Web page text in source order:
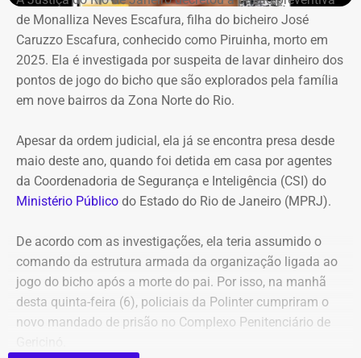
milhões.
*Com informações do Diário do Rio.
de Monalliza Neves Escafura, filha do bicheiro José
Caruzzo Escafura, conhecido como Piruinha, morto em
2025. Ela é investigada por suspeita de lavar dinheiro dos
pontos de jogo do bicho que são explorados pela família
em nove bairros da Zona Norte do Rio.
Apesar da ordem judicial, ela já se encontra presa desde
maio deste ano, quando foi detida em casa por agentes
da Coordenadoria de Segurança e Inteligência (CSI) do
Ministério Público do Estado do Rio de Janeiro (MPRJ).
De acordo com as investigações, ela teria assumido o
comando da estrutura armada da organização ligada ao
jogo do bicho após a morte do pai. Por isso, na manhã
desta quinta-feira (6), policiais da Polinter cumpriram o
novo mandado de prisão no Complexo Penitenciário de